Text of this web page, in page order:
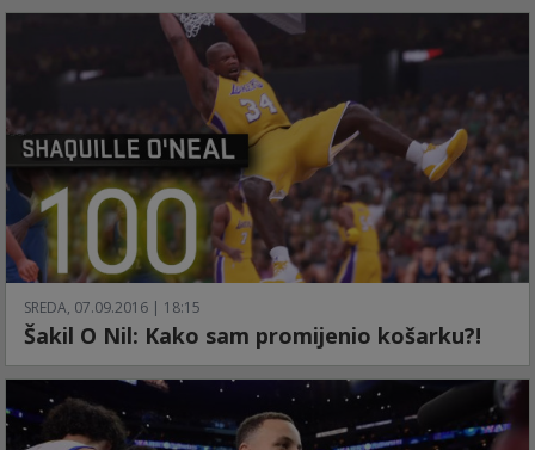
SREDA, 07.09.2016 | 18:15
Šakil O Nil: Kako sam promijenio košarku?!